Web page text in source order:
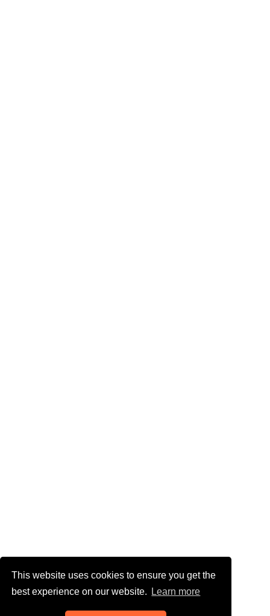
This website uses cookies to ensure you get the
best experience on our website.
Learn more